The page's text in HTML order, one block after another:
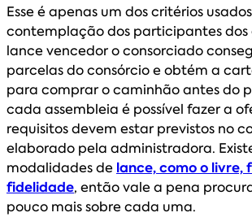
Esse é apenas um dos critérios
contemplação dos participantes dos
lance vencedor o consorciado
parcelas do consórcio e obtém a
para comprar o caminhão antes do
cada assembleia é possível fazer a
requisitos devem estar previstos no
elaborado pela administradora.
modalidades de lance, como o livre,
fidelidade, então vale a pena
pouco mais sobre cada uma.